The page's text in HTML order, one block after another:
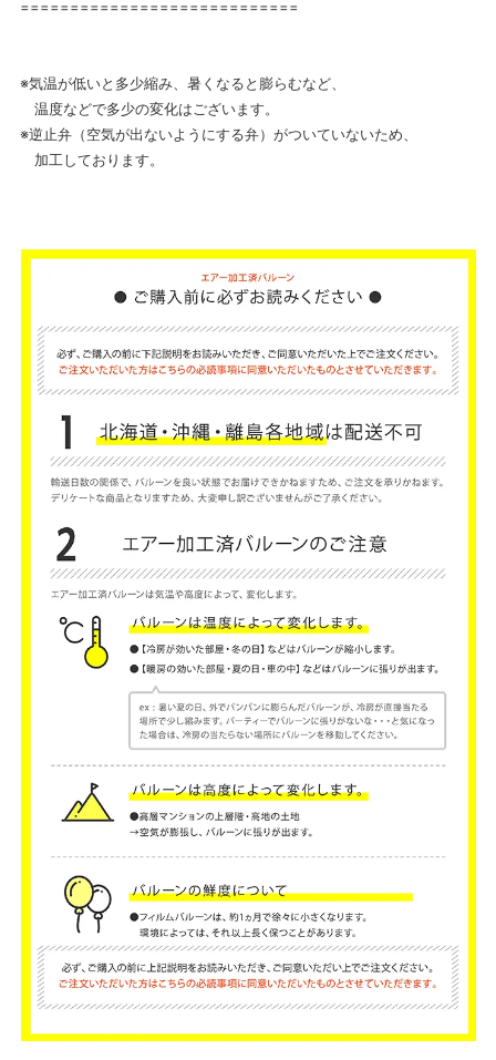
============================
※気温が低いと多少縮み、暑くなると膨らむなど、
温度などで多少の変化はございます。
※逆止弁（空気が出ないようにする弁）がついていないため、
加工しております。